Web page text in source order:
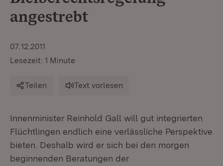
angestrebt
07.12.2011
Lesezeit: 1 Minute
Teilen Text vorlesen
Innenminister Reinhold Gall will gut integrierten
Flüchtlingen endlich eine verlässliche Perspektive
bieten. Deshalb wird er sich bei den morgen
beginnenden Beratungen der